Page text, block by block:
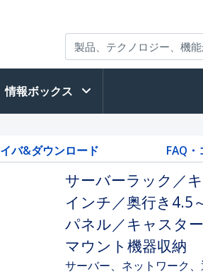
情報ボックス
バ&ダウンロード FAQ
サーバーラック／
インチ／奥行き4.5
パネル／キャスタ
マウント機器収納
サーバー、ネットワーク